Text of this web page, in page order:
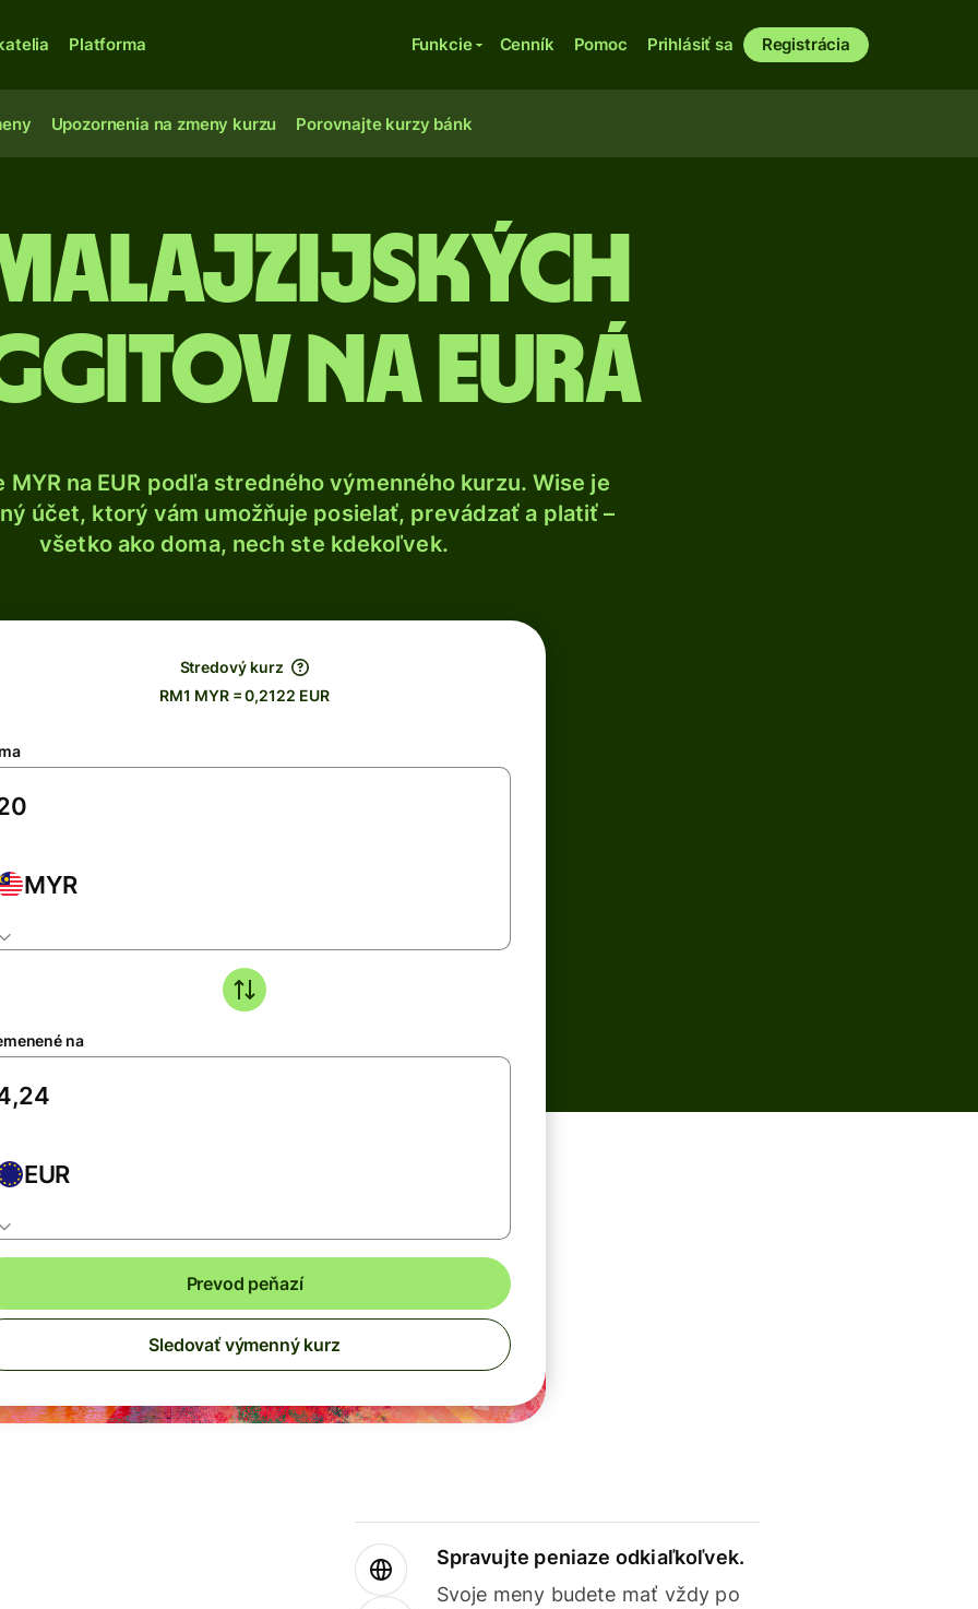
Platforma Funkcie Cenník Pomoc Prihlásiť sa Registrácia
Upozornenia na zmeny kurzu Porovnajte kurzy bánk
na eurá
MYR na EUR podľa stredného výmenného kurzu. Wise je
účet, ktorý vám umožňuje posielať, prevádzať a platiť –
všetko ako doma, nech ste kdekoľvek.
Stredový kurz
RM1 MYR = 0,2122 EUR
MYR
na
EUR
Prevod peňazí
Sledovať výmenný kurz
Spravujte peniaze odkiaľkoľvek.
Svoje meny budete mať vždy po